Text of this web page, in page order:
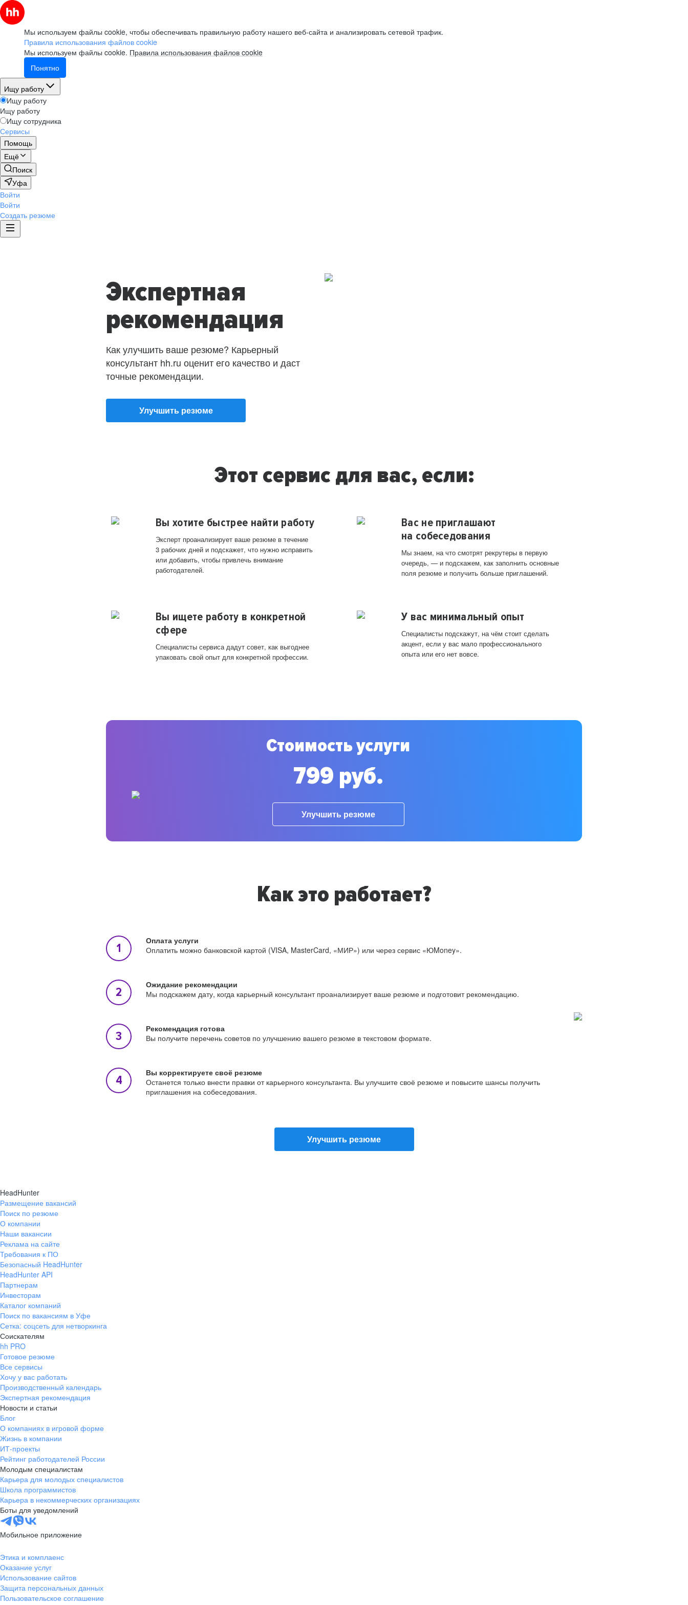
Мы используем файлы cookie, чтобы обеспечивать правильную работу нашего веб-сайта и анализировать сетевой трафик.
Правила использования файлов cookie
Мы используем файлы cookie. Правила использования файлов cookie
Понятно
Ищу работу
Ищу работу
Ищу работу
Ищу сотрудника
Сервисы
Помощь
Ещё
Поиск
Уфа
Войти
Войти
Создать резюме
Экспертная
рекомендация
Как улучшить ваше резюме? Карьерный
консультант hh.ru оценит его качество и даст
точные рекомендации.
Улучшить резюме
Этот сервис для вас, если:
Вы хотите быстрее найти работу
Эксперт проанализирует ваше резюме в течение
3 рабочих дней и подскажет, что нужно исправить
или добавить, чтобы привлечь внимание
работодателей.
Вас не приглашают
на собеседования
Мы знаем, на что смотрят рекрутеры в первую
очередь, — и подскажем, как заполнить основные
поля резюме и получить больше приглашений.
Вы ищете работу в конкретной
сфере
Специалисты сервиса дадут совет, как выгоднее
упаковать свой опыт для конкретной профессии.
У вас минимальный опыт
Специалисты подскажут, на чём стоит сделать
акцент, если у вас мало профессионального
опыта или его нет вовсе.
Стоимость услуги
799 руб.
Улучшить резюме
Как это работает?
Оплата услуги
Оплатить можно банковской картой (VISA, MasterCard, «МИР») или через сервис «ЮMoney».
Ожидание рекомендации
Мы подскажем дату, когда карьерный консультант проанализирует ваше резюме и подготовит рекомендацию.
Рекомендация готова
Вы получите перечень советов по улучшению вашего резюме в текстовом формате.
Вы корректируете своё резюме
Останется только внести правки от карьерного консультанта. Вы улучшите своё резюме и повысите шансы получить
приглашения на собеседования.
Улучшить резюме
HeadHunter
Размещение вакансий
Поиск по резюме
О компании
Наши вакансии
Реклама на сайте
Требования к ПО
Безопасный HeadHunter
HeadHunter API
Партнерам
Инвесторам
Каталог компаний
Поиск по вакансиям в Уфе
Сетка: соцсеть для нетворкинга
Соискателям
hh PRO
Готовое резюме
Все сервисы
Хочу у вас работать
Производственный календарь
Экспертная рекомендация
Новости и статьи
Блог
О компаниях в игровой форме
Жизнь в компании
ИТ-проекты
Рейтинг работодателей России
Молодым специалистам
Карьера для молодых специалистов
Школа программистов
Карьера в некоммерческих организациях
Боты для уведомлений
Мобильное приложение
Этика и комплаенс
Оказание услуг
Использование сайтов
Защита персональных данных
Пользовательское соглашение